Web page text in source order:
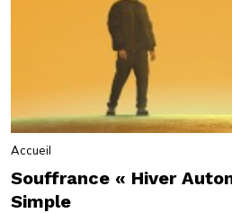
Accueil
Souffrance « Hiver
Simple